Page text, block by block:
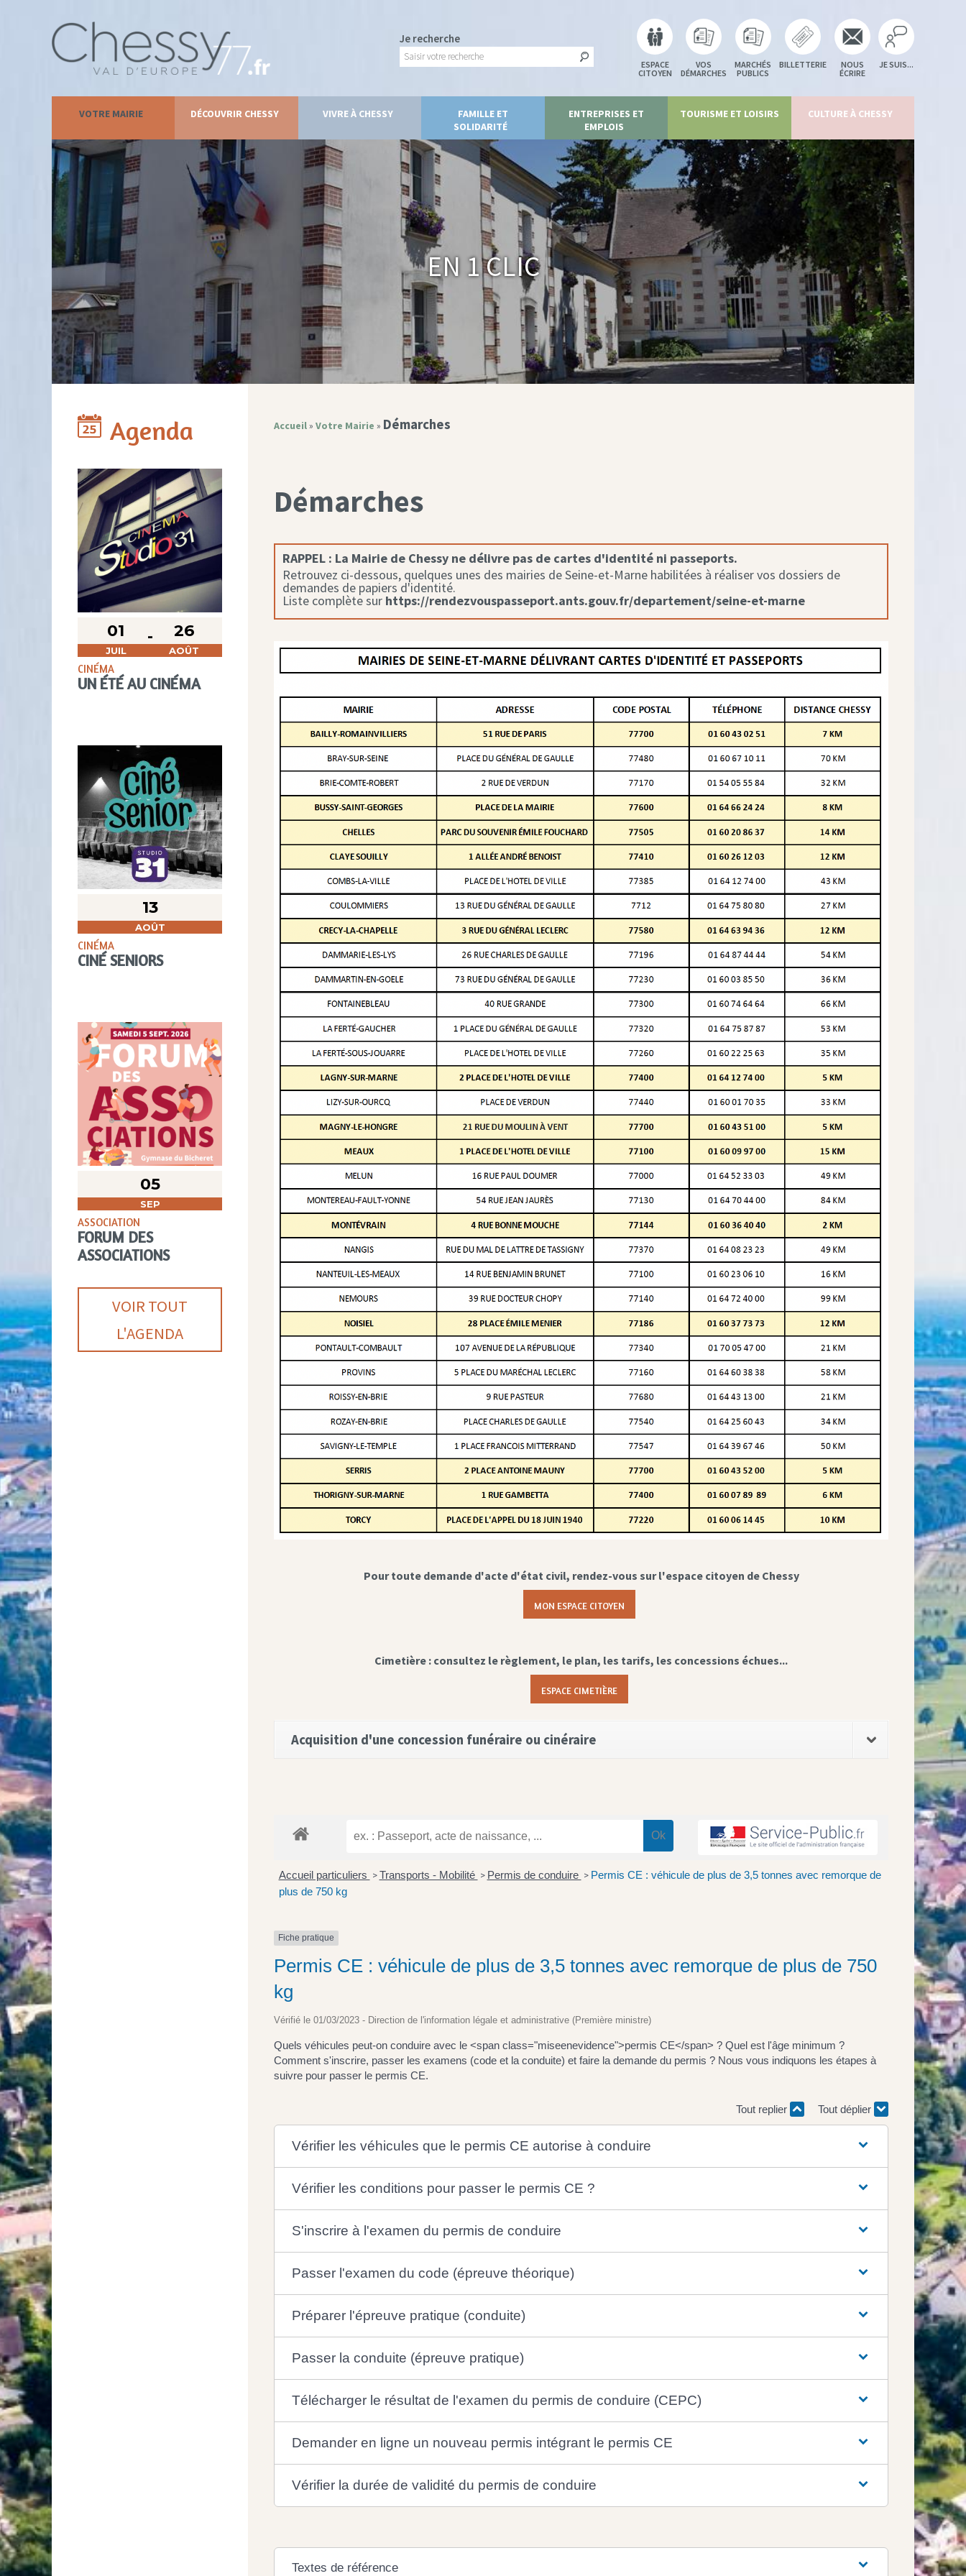
Je recherche
ESPACE
CITOYEN
VOS
DÉMARCHES
MARCHÉS
PUBLICS
BILLETTERIE
NOUS
ÉCRIRE
JE SUIS...
VOTRE MAIRIE DÉCOUVRIR CHESSY VIVRE À CHESSY
FAMILLE ET
SOLIDARITÉ
ENTREPRISES ET
EMPLOIS
TOURISME ET LOISIRS CULTURE À CHESSY
En 1 clic
Agenda
01
JUIL
26
AOÛT
CINÉMA
UN ÉTÉ AU CINÉMA
13
AOÛT
CINÉMA
CINÉ SENIORS
05
SEP
ASSOCIATION
FORUM DES
ASSOCIATIONS
VOIR TOUT
L'AGENDA
Accueil» Votre Mairie » Démarches
Démarches
RAPPEL : La Mairie de Chessy ne délivre pas de cartes d'identité ni passeports.
Retrouvez ci-dessous, quelques unes des mairies de Seine-et-Marne habilitées à réaliser vos dossiers de
demandes de papiers d'identité.
Liste complète sur https://rendezvouspasseport.ants.gouv.fr/departement/seine-et-marne
Pour toute demande d'acte d'état civil, rendez-vous sur l'espace citoyen de Chessy
MON ESPACE CITOYEN
Cimetière : consultez le règlement, le plan, les tarifs, les concessions échues...
ESPACE CIMETIÈRE
Acquisition d'une concession funéraire ou cinéraire
Accueil particuliers > Transports - Mobilité > Permis de conduire > Permis CE : véhicule de plus de 3,5 tonnes avec remorque de
plus de 750 kg
Fiche pratique
Permis CE : véhicule de plus de 3,5 tonnes avec remorque de plus de 750
kg
Vérifié le 01/03/2023 - Direction de l'information légale et administrative (Première ministre)
Quels véhicules peut-on conduire avec le <span class="miseenevidence">permis CE</span> ? Quel est l'âge minimum ?
Comment s'inscrire, passer les examens (code et la conduite) et faire la demande du permis ? Nous vous indiquons les étapes à
suivre pour passer le permis CE.
Tout replier Tout déplier
Vérifier les véhicules que le permis CE autorise à conduire
Vérifier les conditions pour passer le permis CE ?
S'inscrire à l'examen du permis de conduire
Passer l'examen du code (épreuve théorique)
Préparer l'épreuve pratique (conduite)
Passer la conduite (épreuve pratique)
Télécharger le résultat de l'examen du permis de conduire (CEPC)
Demander en ligne un nouveau permis intégrant le permis CE
Vérifier la durée de validité du permis de conduire
Textes de référence